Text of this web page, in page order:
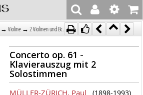
→ Violine → 2 Violinen und Bc.
Concerto op. 61 -
Klavierauszug mit 2
Solostimmen
MÜLLER-ZÜRICH, Paul (1898-1993)